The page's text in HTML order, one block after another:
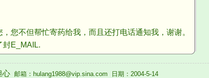
不但帮忙寄药给我，而且还打电话通知我，谢谢。
E_MAIL.
心 邮箱：hulang1988@vip.sina.com 日期：2004-5-14